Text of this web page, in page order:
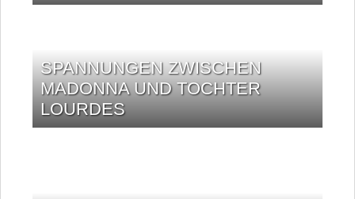
SPANNUNGEN ZWISCHEN
MADONNA UND TOCHTER
LOURDES